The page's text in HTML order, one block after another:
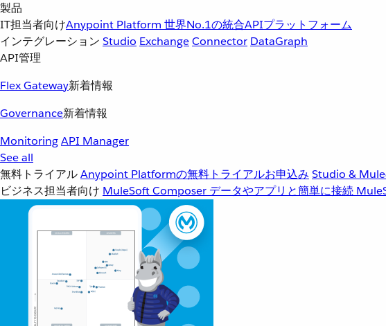
製品
IT担当者向けAnypoint Platform 世界No.1の統合APIプラットフォーム
インテグレーション Studio ExchangeConnector DataGraph
API管理
Flex Gateway新着情報
Governance新着情報
MonitoringAPI Manager
See all
無料トライアルAnypoint Platformの無料トライアルお申込み Studio &
ビジネス担当者向け MuleSoft Composer データやアプリと簡単に接続